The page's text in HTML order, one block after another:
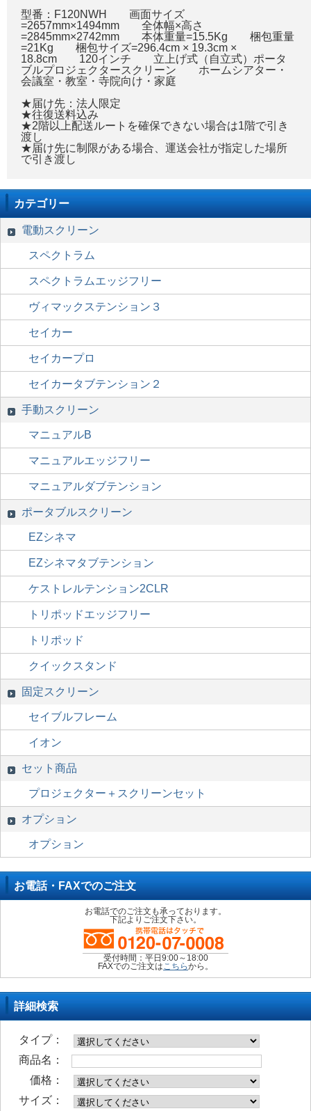
型番：F120NWH 画面サイズ
=2657mm×1494mm 全体幅×高さ
=2845mm×2742mm 本体重量=15.5Kg 梱包重量
=21Kg 梱包サイズ=296.4cm × 19.3cm ×
18.8cm 120インチ 立上げ式（自立式）ポータ
ブルプロジェクタースクリーン ホームシアター・
会議室・教室・寺院向け・家庭
★届け先：法人限定
★往復送料込み
★2階以上配送ルートを確保できない場合は1階で引き
渡し
★届け先に制限がある場合、運送会社が指定した場所
で引き渡し
カテゴリー
電動スクリーン
スペクトラム
スペクトラムエッジフリー
ヴィマックステンション３
セイカー
セイカープロ
セイカータブテンション２
手動スクリーン
マニュアルB
マニュアルエッジフリー
マニュアルダブテンション
ポータブルスクリーン
EZシネマ
EZシネマタブテンション
ケストレルテンション2CLR
トリポッドエッジフリー
トリポッド
クイックスタンド
固定スクリーン
セイブルフレーム
イオン
セット商品
プロジェクター＋スクリーンセット
オプション
オプション
お電話・FAXでのご注文
お電話でのご注文も承っております。
下記よりご注文下さい。
受付時間：平日9:00～18:00
FAXでのご注文はこちらから。
詳細検索
タイプ：
商品名：
価格：
サイズ：